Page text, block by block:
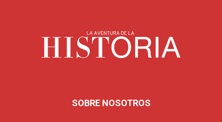
SOBRE NOSOTROS